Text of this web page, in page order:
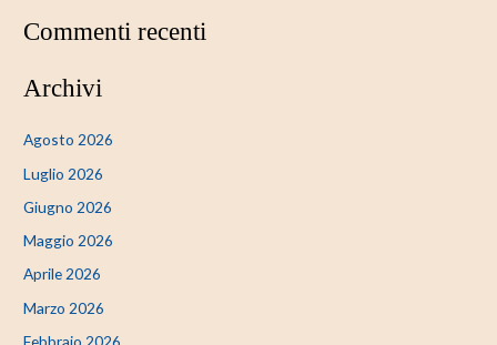
Commenti recenti
Archivi
Agosto 2026
Luglio 2026
Giugno 2026
Maggio 2026
Aprile 2026
Marzo 2026
Febbraio 2026